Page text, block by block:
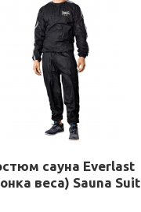
сауна Everlast
веса) Sauna Suit